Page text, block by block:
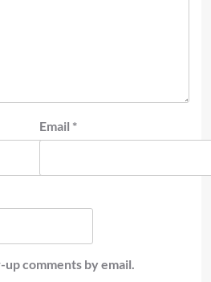
Email *
comments by email.